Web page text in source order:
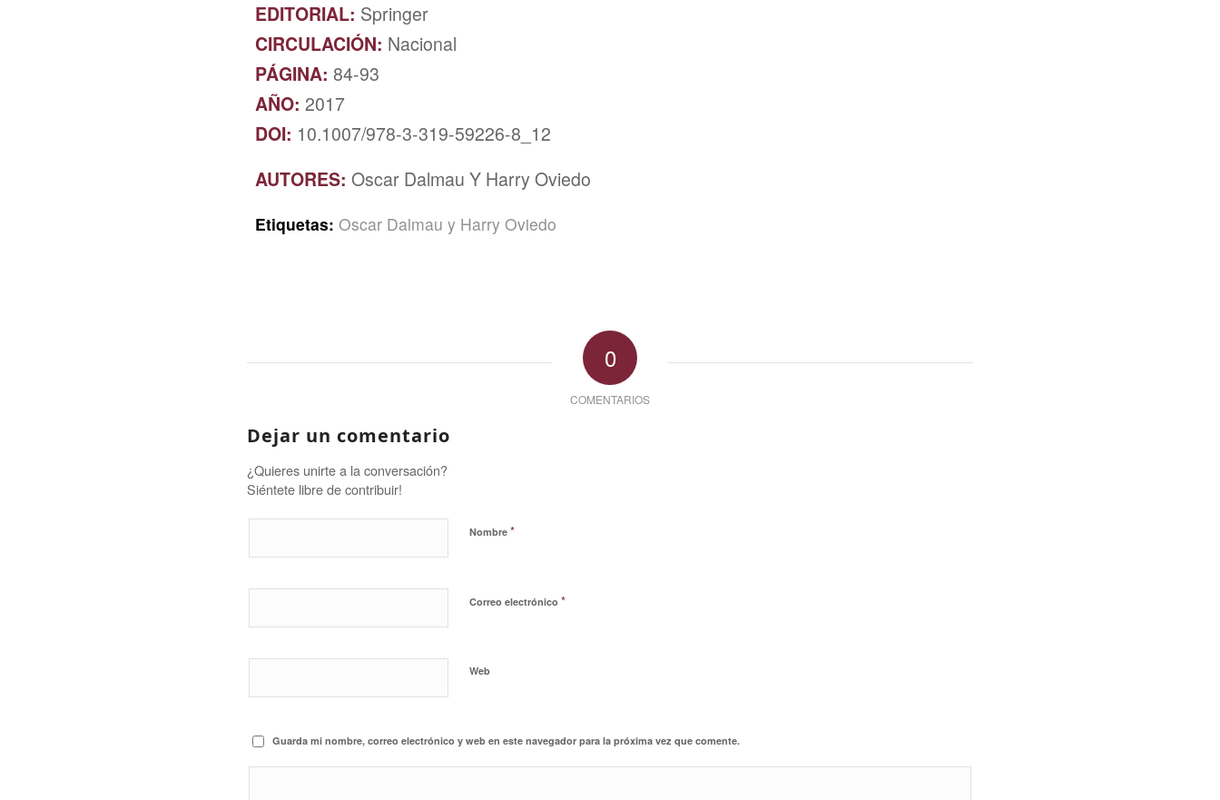
EDITORIAL: Springer
CIRCULACIÓN: Nacional
PÁGINA: 84-93
AÑO: 2017
DOI: 10.1007/978-3-319-59226-8_12
AUTORES: Oscar Dalmau Y Harry Oviedo
Etiquetas: Oscar Dalmau y Harry Oviedo
0
COMENTARIOS
Dejar un comentario
¿Quieres unirte a la conversación?
Siéntete libre de contribuir!
Nombre *
Correo electrónico *
Web
Guarda mi nombre, correo electrónico y web en este navegador para la próxima vez que comente.